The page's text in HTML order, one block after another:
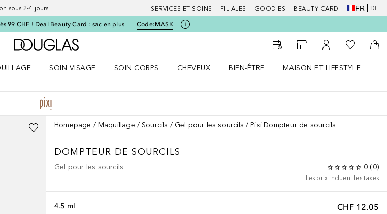
sous 2-4 jours SERVICES ET SOINS FILIALES GOODIES BEAUTY CARD FR DE
99 CHF ! Deal Beauty Card : sac en plus Code:MASK
Vers l'accueil Douglas
Vers le Storefinder
Vers Mon Compte
Vers Ma
SOIN VISAGE
SOIN CORPS
CHEVEUX
BIEN-ÊTRE
MAISON ET LIFESTYLE
Homepage Maquillage Sourcils Gel pour les sourcils Pixi Dompteur de sourcils
DOMPTEUR DE SOURCILS
Gel pour les sourcils 0 (0)
Les prix incluent les taxes
CHF 12.05
4.5 ml